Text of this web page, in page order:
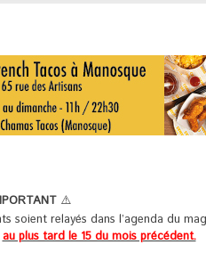
⚠️
soient relayés dans l’agenda du
au plus tard le 15 du mois précédent.